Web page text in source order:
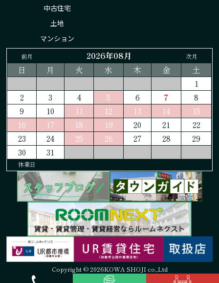
中古住宅
土地
マンション
前月 2026年08月 次月
日 月 火 水 木 金
土
1
2
3 4 5 6 7
8
9
10 11 12 13 14
15
16
17 18 19 20 21
22
23
24 25 26 27 28
29
30
31
休業日
Copyright © 2026KOWA SHOJI co.,Ltd